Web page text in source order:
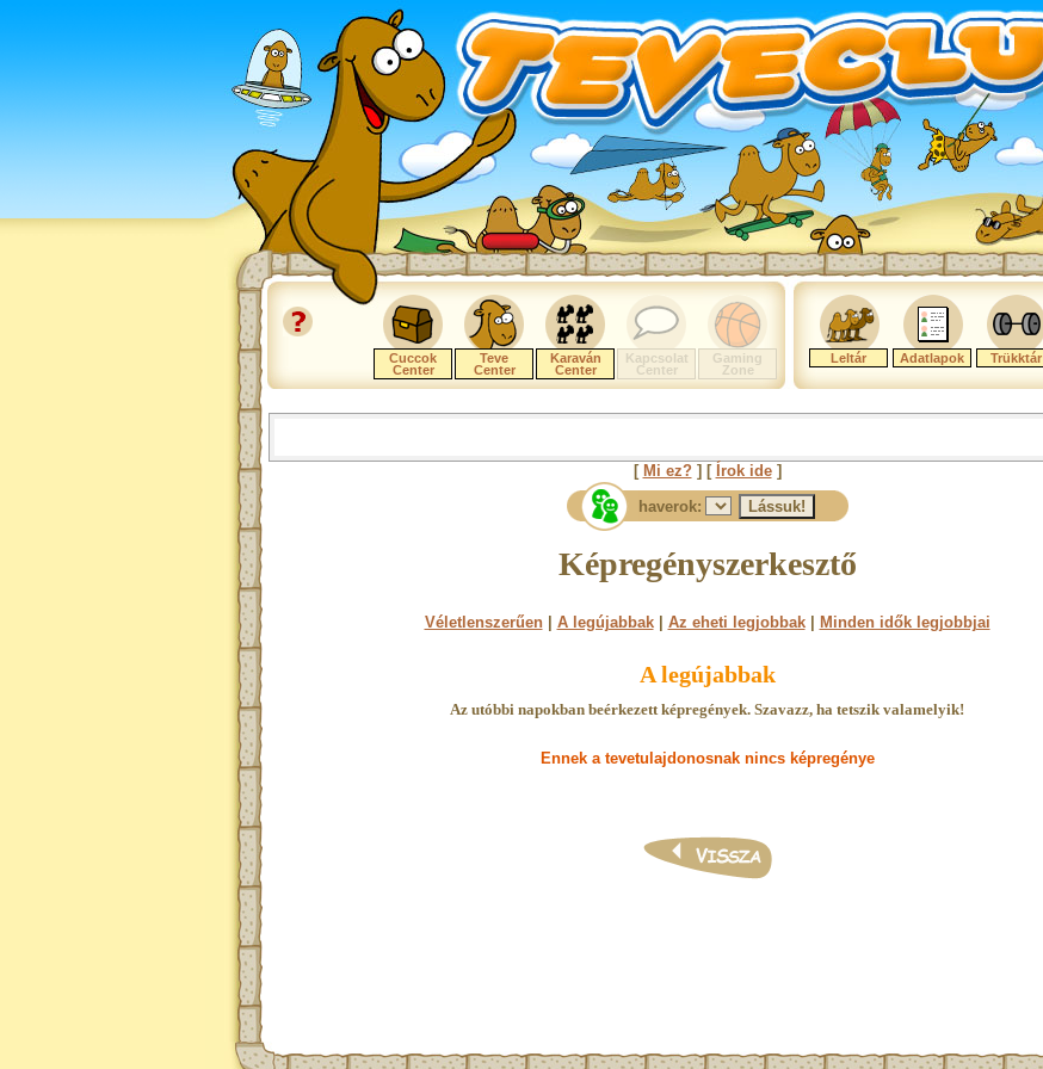
Cuccok
Center
Teve
Center
Karaván
Center
Kapcsolat
Center
Gaming
Zone
Leltár Adatlapok Trükktár
[ Mi ez?] [ Írok ide]
haverok:
Képregényszerkesztő
Véletlenszerűen| A legújabbak| Az eheti legjobbak| Minden idők legjobbjai
A legújabbak
Az utóbbi napokban beérkezett képregények. Szavazz, ha tetszik valamelyik!
Ennek a tevetulajdonosnak nincs képregénye